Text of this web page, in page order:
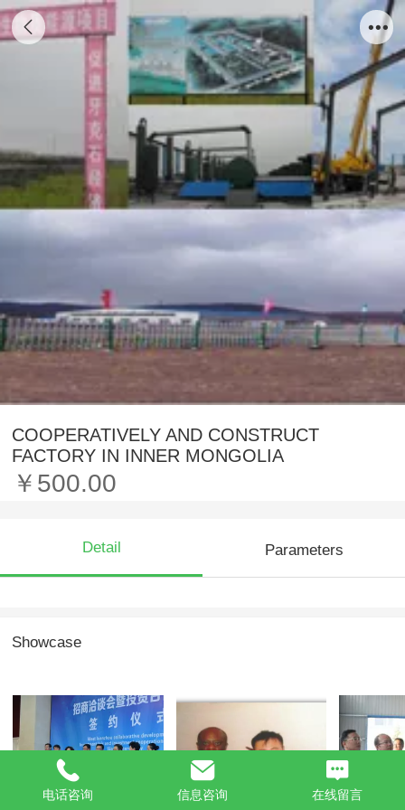
COOPERATIVELY AND CONSTRUCT
FACTORY IN INNER MONGOLIA
￥500.00
Detail Parameters
Showcase
电话咨询 信息咨询 在线留言